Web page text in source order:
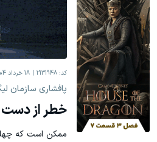
کد: 2131948 18 خرداد 1404 ساعت 06:00
پافشاری سازمان
خطر از دست
ممکن است که چهار
میدونستی میتونی از بالا
ثبت نام